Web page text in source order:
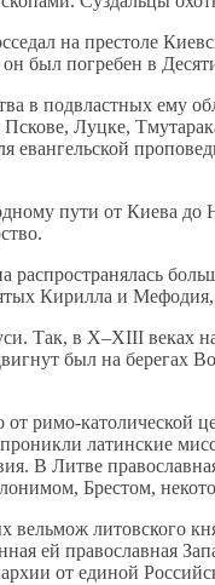
на пре­сто­ле
был по­гре­бен в
в под­власт­ных ему
Луц­ке,
еван­гель­ской
пу­ти от Ки­е­ва
рас­про­стра­ня­лась
Ки­рил­ла и
Так, в X–XIII ве­ках
был на
ри­мо-
ла­тин­ские
В Лит­ве
Бре­стом,
вель­мож ли­тов­ско­го
ей пра­во­слав­ная
от еди­ной